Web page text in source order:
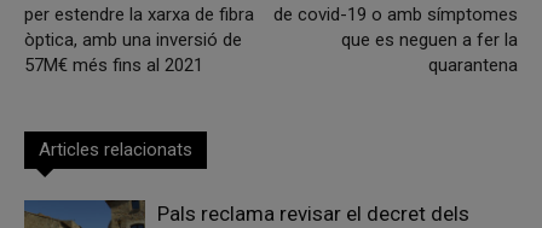
per estendre la xarxa de fibra
òptica, amb una inversió de
57M€ més fins al 2021
de covid-19 o amb símptomes
que es neguen a fer la
quarantena
Articles relacionats
Pals reclama revisar el decret dels